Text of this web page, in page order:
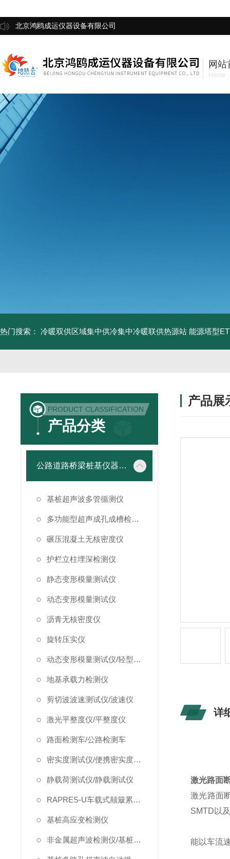
北京鸿鸥成运仪器设备有限公司
网站
Home
热门搜索： 冷暖双供区域集中供冷集中冷暖联供热源站 能源塔型
PRODUCT CLASSIFICATION
产品分类
公路道路桥梁桩基仪器设备
基桩超声波多管循测仪
多功能型超声成孔成槽检测仪
碾压混凝土无核密度仪
护栏立柱埋深检测仪
静态变形模量测试仪
动态变形模量测试仪
沥青无核密度仪
旋转压实仪
动态变形模量测试仪/轻型落锤试验仪
地基承载力检测仪
剪切波波速测试仪/波速仪
激光平整度仪/平整度仪
路面检测车/公路检测车
密实度测试仪/便携密实度检测仪
静载荷测试仪/静载测试仪
RAPRES-U车载式颠簸累积仪/颠簸累积仪
基桩高应变检测仪
非金属超声波检测仪/基桩超声波检测仪
产品展
详
激光路面
激光路面
SMTD以
能以车流